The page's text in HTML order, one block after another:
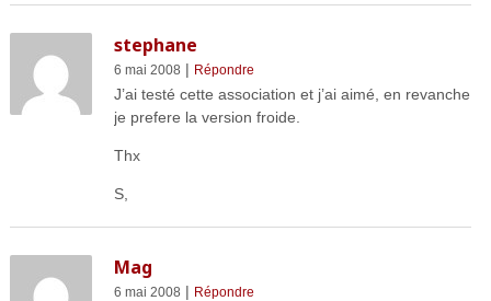
stephane
6 mai 2008 | Répondre
J’ai testé cette association et j’ai aimé, en revanche
je prefere la version froide.
Thx
S,
Mag
6 mai 2008 | Répondre